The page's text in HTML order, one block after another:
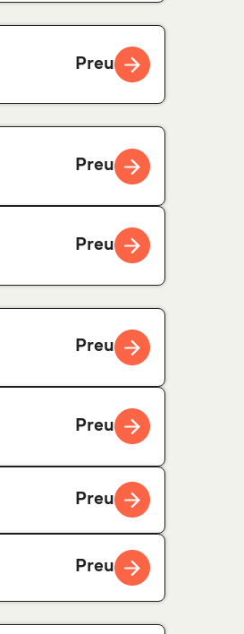
Preu
Preu
Preu
Preu
Preu
Preu
Preu